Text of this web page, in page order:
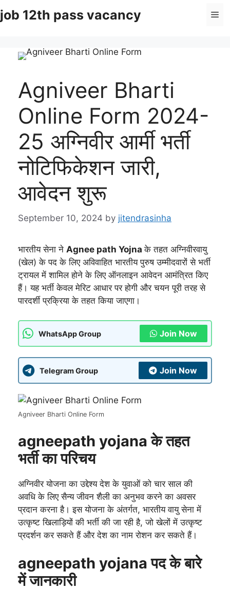
to
job 12th pass vacancy
Agniveer Bharti
Online Form 2024-
25 अग्निवीर आर्मी भर्ती
नोटिफिकेशन जारी,
आवेदन शुरू
September 10, 2024 by jitendrasinha
भारतीय सेना ने Agnee path Yojnaके तहत अग्निवीरवायु
(खेल) के पद के लिए अविवाहित भारतीय पुरुष उम्मीदवारों से भर्ती
ट्रायल में शामिल होने के लिए ऑनलाइन आवेदन आमंत्रित किए
हैं। यह भर्ती केवल मेरिट आधार पर होगी और चयन पूरी तरह से
पारदर्शी प्रक्रिया के तहत किया जाएगा।
WhatsApp Group Join Now
Telegram Group Join Now
Agniveer Bharti Online Form
agneepath yojana के तहत
भर्ती का परिचय
अग्निवीर योजना का उद्देश्य देश के युवाओं को चार साल की
अवधि के लिए सैन्य जीवन शैली का अनुभव करने का अवसर
प्रदान करना है। इस योजना के अंतर्गत, भारतीय वायु सेना में
उत्कृष्ट खिलाड़ियों की भर्ती की जा रही है, जो खेलों में उत्कृष्ट
प्रदर्शन कर सकते हैं और देश का नाम रोशन कर सकते हैं।
agneepath yojana पद के बारे
में जानकारी